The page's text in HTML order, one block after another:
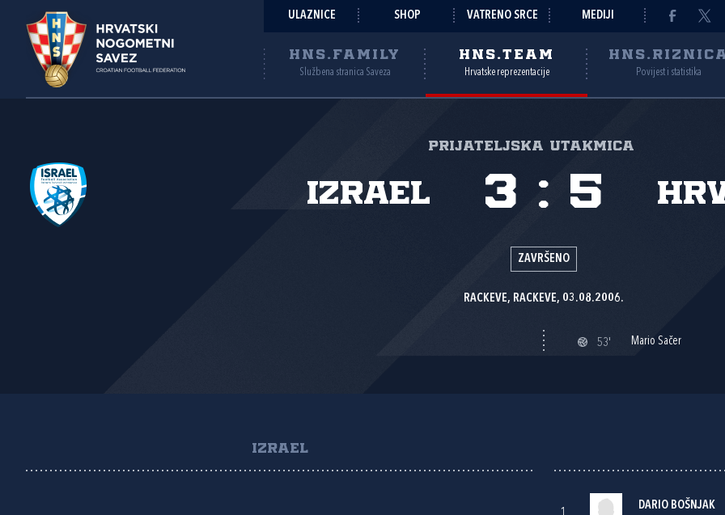
ULAZNICE SHOP VATRENO SRCE MEDIJI
HNS.FAMILY
Službena stranica Saveza
HNS.TEAM
Hrvatske reprezentacije Povijest i statistika
Prijateljska utakmica
Izrael 3 : 5
ZAVRŠENO
RACKEVE, RACKEVE, 03.08.2006.
53' Mario Sačer
IZRAEL
DARIO BOŠNJAK